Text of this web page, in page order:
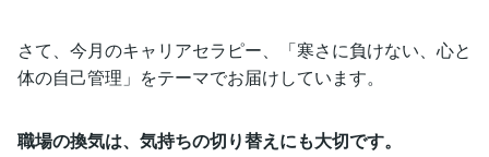
さて、今月のキャリアセラピー、「寒さに負けない、心と
体の自己管理」をテーマでお届けしています。
職場の換気は、気持ちの切り替えにも大切です。